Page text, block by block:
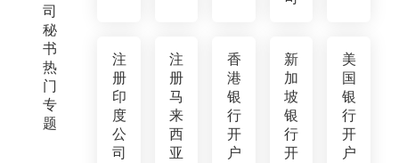
司
秘
书
热
门
专
题
注
册
印
度
公
司
注
册
马
来
西
亚
香
港
银
行
开
户
新
加
坡
银
行
开
美
国
银
行
开
户